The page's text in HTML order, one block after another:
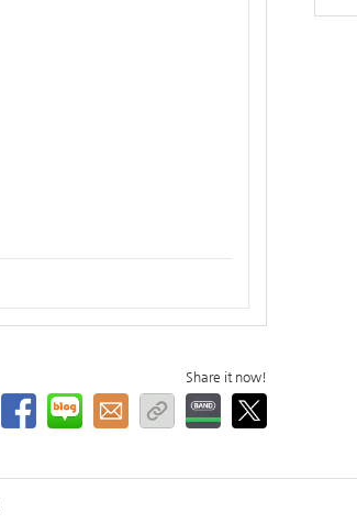
Share it now!